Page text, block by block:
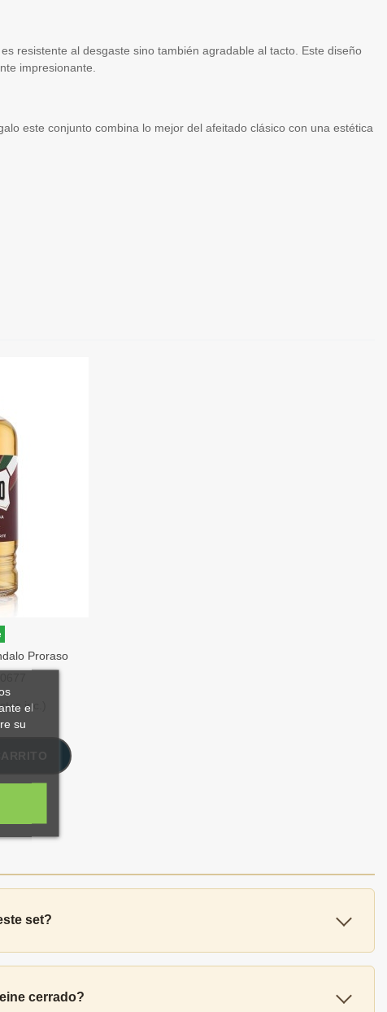
es resistente al desgaste sino también agradable al tacto. Este diseño
impresionante.
este conjunto combina lo mejor del afeitado clásico con una estética
Proraso
inc.)
set?
cerrado?
el
su